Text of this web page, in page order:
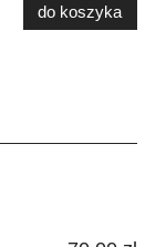
do koszyka